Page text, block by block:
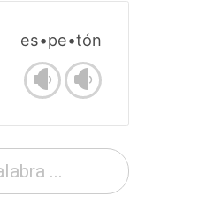
es•pe•tón